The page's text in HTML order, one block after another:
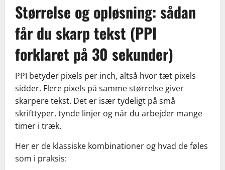
Størrelse og opløsning: sådan
får du skarp tekst (PPI
forklaret på 30 sekunder)
PPI betyder pixels per inch, altså hvor tæt pixels
sidder. Flere pixels på samme størrelse giver
skarpere tekst. Det er især tydeligt på små
skrifttyper, tynde linjer og når du arbejder mange
timer i træk.
Her er de klassiske kombinationer og hvad de føles
som i praksis: